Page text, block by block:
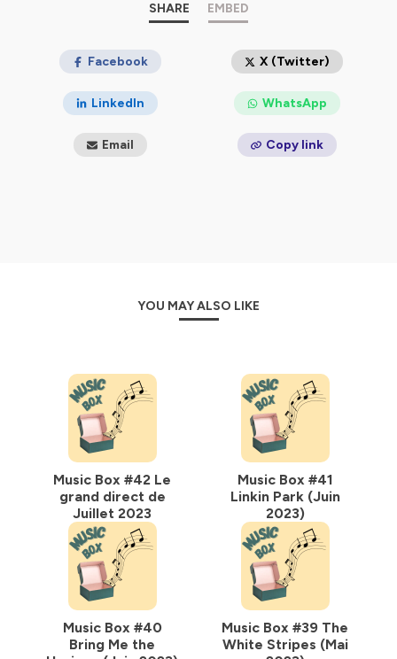
SHARE EMBED
Facebook X (Twitter)
LinkedIn WhatsApp
Email Copy link
YOU MAY ALSO LIKE
Music Box #42 Le
grand direct de
Juillet 2023
Music Box #41
Linkin Park (Juin
2023)
Music Box #40
Bring Me the
Music Box #39 The
White Stripes (Mai